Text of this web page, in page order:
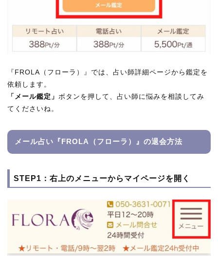
『FROLA（フローラ）』では、占い師詳細ページから鑑定を
依頼します。
「メール鑑定」 ボタンを押して、占い師に悩みを相談してみ
てくださいね。
メール占い『FROLA（フローラ）』の退会方法
STEP1：右上のメニューからマイページを開く